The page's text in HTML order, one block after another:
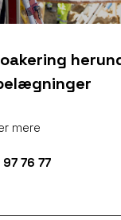
mere
76 77